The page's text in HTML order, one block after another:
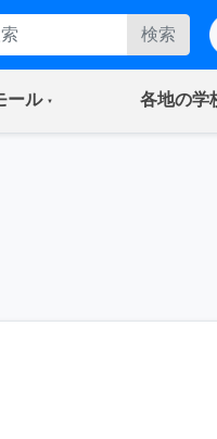
検索
ール(current) 各地の学